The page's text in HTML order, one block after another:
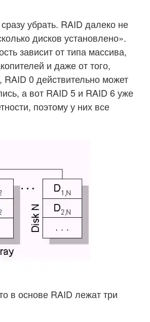
убрать. RAID далеко не
дисков установлено».
зависит от типа массива,
и даже от того,
0 действительно может
а вот RAID 5 и RAID 6 уже
поэтому у них все
в основе RAID лежат три